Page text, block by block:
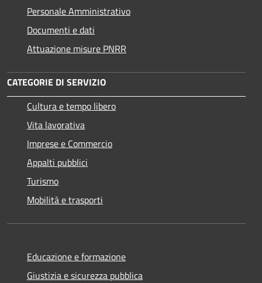
Personale Amministrativo
Documenti e dati
Attuazione misure PNRR
CATEGORIE DI SERVIZIO
Cultura e tempo libero
Vita lavorativa
Imprese e Commercio
Appalti pubblici
Turismo
Mobilità e trasporti
Educazione e formazione
Giustizia e sicurezza pubblica